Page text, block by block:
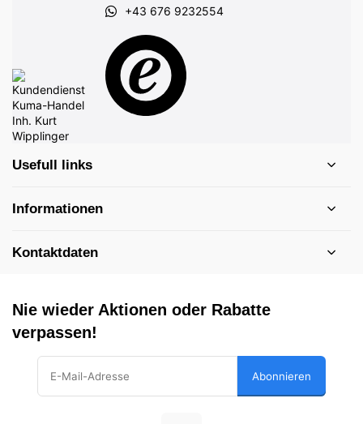
+43 676 9232554
Usefull links
Informationen
Kontaktdaten
Nie wieder Aktionen oder Rabatte
verpassen!
Abonnieren